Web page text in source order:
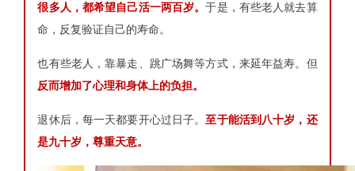
很多人，都希望自己活一两百岁。于是，有些老人就去算
命，反复验证自己的寿命。
也有些老人，靠暴走、跳广场舞等方式，来延年益寿。但
反而增加了心理和身体上的负担。
退休后，每一天都要开心过日子。至于能活到八十岁，还
是九十岁，尊重天意。